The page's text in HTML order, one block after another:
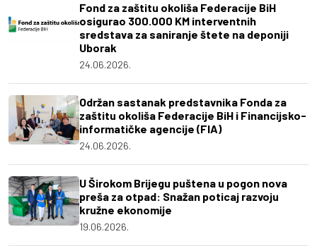
Fond za zaštitu okoliša Federacije BiH
osigurao 300.000 KM interventnih
sredstava za saniranje štete na deponiji
Uborak
24.06.2026.
Održan sastanak predstavnika Fonda za
zaštitu okoliša Federacije BiH i Financijsko-
informatičke agencije (FIA)
24.06.2026.
U Širokom Brijegu puštena u pogon nova
preša za otpad: Snažan poticaj razvoju
kružne ekonomije
19.06.2026.